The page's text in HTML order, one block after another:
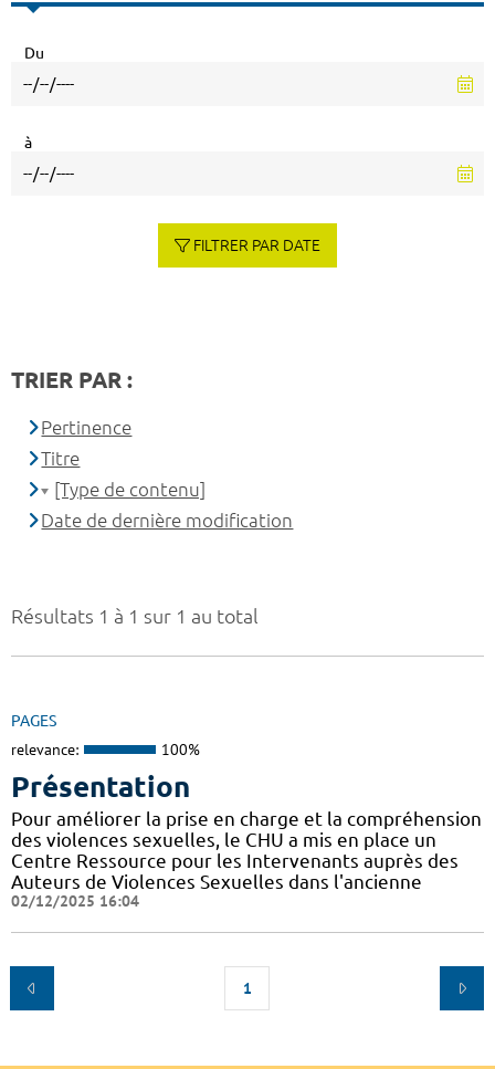
Résultats 1 à 1 sur 1 au total
PAGES
relevance: 100%
Présentation
Pour améliorer la prise en charge et la compréhension
des violences sexuelles, le CHU a mis en place un
Centre Ressource pour les Intervenants auprès des
Auteurs de Violences Sexuelles dans l'ancienne
02/12/2025 16:04
1
Du
à
FILTRER PAR DATE
TRIER PAR :
Pertinence
Titre
[Type de contenu]
Date de dernière modification